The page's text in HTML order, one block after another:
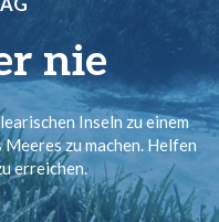
nie
Inseln zu einem
zu machen. Helfen
erreichen.